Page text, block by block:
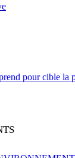
pour cible la